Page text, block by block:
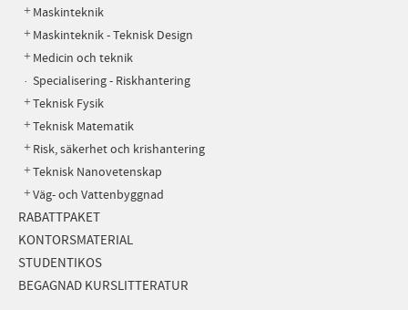
Maskinteknik
Maskinteknik - Teknisk Design
Medicin och teknik
Specialisering - Riskhantering
Teknisk Fysik
Teknisk Matematik
Risk, säkerhet och krishantering
Teknisk Nanovetenskap
Väg- och Vattenbyggnad
RABATTPAKET
KONTORSMATERIAL
STUDENTIKOS
BEGAGNAD KURSLITTERATUR